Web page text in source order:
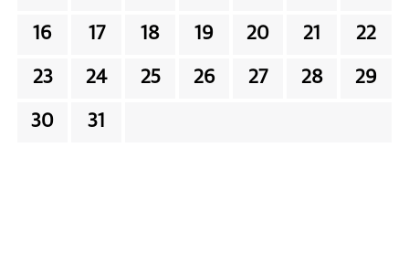
16 17 18 19 20 21 22
23 24 25 26 27 28 29
30 31